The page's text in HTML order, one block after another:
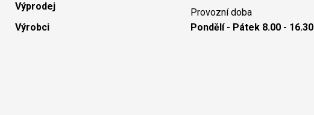
Výprodej
Výrobci
Provozní doba
Pondělí - Pátek 8.00 - 16.30